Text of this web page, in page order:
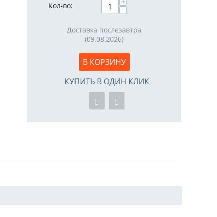
Кол-во: −
Доставка послезавтра
(09.08.2026)
В КОРЗИНУ
КУПИТЬ В ОДИН КЛИК